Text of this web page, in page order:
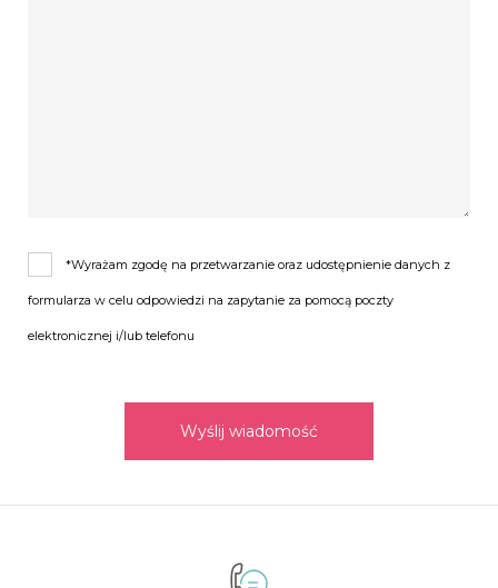
*Wyrażam zgodę na przetwarzanie oraz udostępnienie danych z
formularza w celu odpowiedzi na zapytanie za pomocą poczty
elektronicznej i/lub telefonu
Wyślij wiadomość